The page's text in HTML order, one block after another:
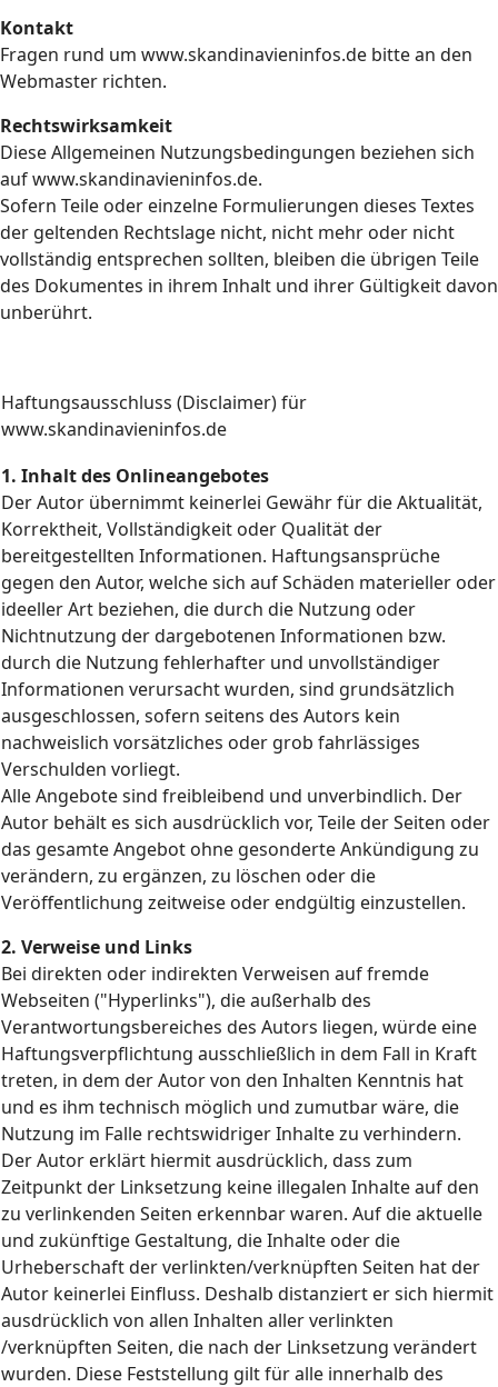
Kontakt
Fragen rund um www.skandinavieninfos.de bitte an den
Webmaster richten.
Rechtswirksamkeit
Diese Allgemeinen Nutzungsbedingungen beziehen sich
auf www.skandinavieninfos.de.
Sofern Teile oder einzelne Formulierungen dieses Textes
der geltenden Rechtslage nicht, nicht mehr oder nicht
vollständig entsprechen sollten, bleiben die übrigen Teile
des Dokumentes in ihrem Inhalt und ihrer Gültigkeit davon
unberührt.
Haftungsausschluss (Disclaimer) für
www.skandinavieninfos.de
1. Inhalt des Onlineangebotes
Der Autor übernimmt keinerlei Gewähr für die Aktualität,
Korrektheit, Vollständigkeit oder Qualität der
bereitgestellten Informationen. Haftungsansprüche
gegen den Autor, welche sich auf Schäden materieller oder
ideeller Art beziehen, die durch die Nutzung oder
Nichtnutzung der dargebotenen Informationen bzw.
durch die Nutzung fehlerhafter und unvollständiger
Informationen verursacht wurden, sind grundsätzlich
ausgeschlossen, sofern seitens des Autors kein
nachweislich vorsätzliches oder grob fahrlässiges
Verschulden vorliegt.
Alle Angebote sind freibleibend und unverbindlich. Der
Autor behält es sich ausdrücklich vor, Teile der Seiten oder
das gesamte Angebot ohne gesonderte Ankündigung zu
verändern, zu ergänzen, zu löschen oder die
Veröffentlichung zeitweise oder endgültig einzustellen.
2. Verweise und Links
Bei direkten oder indirekten Verweisen auf fremde
Webseiten ("Hyperlinks"), die außerhalb des
Verantwortungsbereiches des Autors liegen, würde eine
Haftungsverpflichtung ausschließlich in dem Fall in Kraft
treten, in dem der Autor von den Inhalten Kenntnis hat
und es ihm technisch möglich und zumutbar wäre, die
Nutzung im Falle rechtswidriger Inhalte zu verhindern.
Der Autor erklärt hiermit ausdrücklich, dass zum
Zeitpunkt der Linksetzung keine illegalen Inhalte auf den
zu verlinkenden Seiten erkennbar waren. Auf die aktuelle
und zukünftige Gestaltung, die Inhalte oder die
Urheberschaft der verlinkten/verknüpften Seiten hat der
Autor keinerlei Einfluss. Deshalb distanziert er sich hiermit
ausdrücklich von allen Inhalten aller verlinkten
/verknüpften Seiten, die nach der Linksetzung verändert
wurden. Diese Feststellung gilt für alle innerhalb des